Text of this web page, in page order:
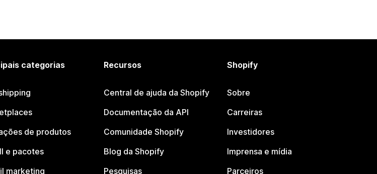
categorias
de produtos
e pacotes
marketing
Recursos
Central de ajuda da Shopify
Documentação da API
Comunidade Shopify
Blog da Shopify
Pesquisas
Shopify
Sobre
Carreiras
Investidores
Imprensa e mídia
Parceiros